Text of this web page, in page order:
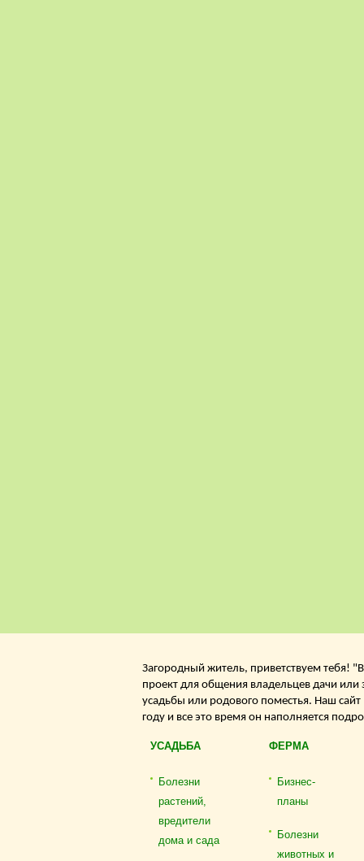
Загородный житель, приветствуем тебя!
проект для общения владельцев дачи или
усадьбы или родового поместья. Наш
году и все это время он наполняется
УСАДЬБА
Болезни
растений,
вредители
дома и сада
ФЕРМА
Бизнес-
планы
Болезни
животных и